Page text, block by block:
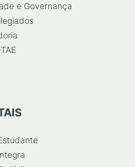
e Governança